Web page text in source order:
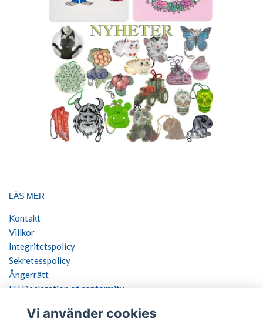
LÄS MER
Kontakt
Villkor
Integritetspolicy
Sekretesspolicy
Ångerrätt
EU Declaration of conformity
Vi använder cookies